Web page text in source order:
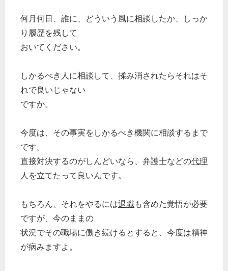
何月何日、誰に、どういう風に相談したか、しっか
り履歴を残して
おいてください。
しかるべき人に相談して、揉み消されたらそれはそ
れで良いじゃない
ですか。
今度は、その事実をしかるべき機関に相談するまで
です。
直接対決するのがしんどいなら、弁護士などの代理
人を立てたって良いんです。
もちろん、それをやるには退職も含めた覚悟が必要
ですが、今のままの
状況でその職場に働き続けるとすると、今度は精神
が病みますよ。